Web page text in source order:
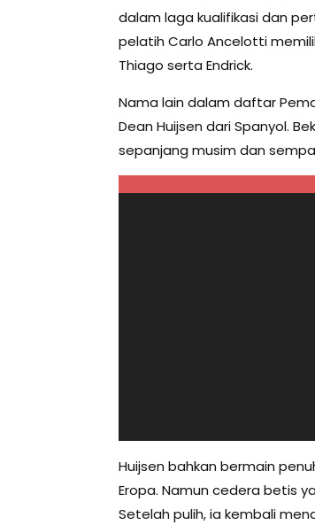
dalam laga kualifikasi dan
pelatih Carlo Ancelotti
Thiago serta Endrick.
Nama lain dalam daftar
Dean Huijsen dari Spanyol.
sepanjang musim dan
Huijsen bahkan bermain
Eropa. Namun cedera betis
Setelah pulih, ia kembali